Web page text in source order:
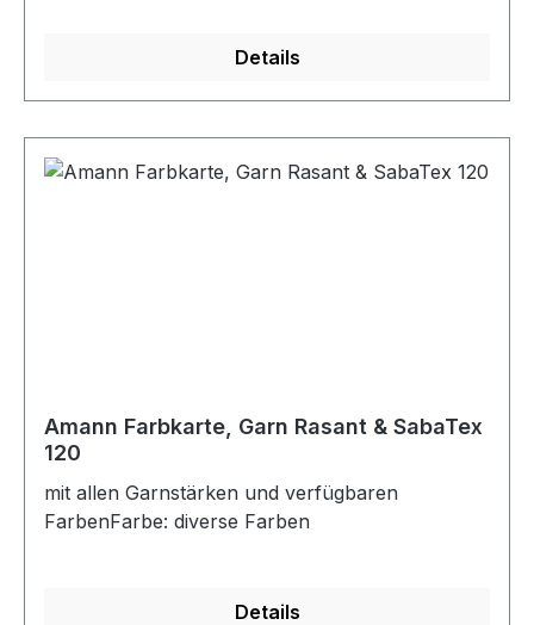
Details
Amann Farbkarte, Garn Rasant & SabaTex
120
mit allen Garnstärken und verfügbaren
FarbenFarbe: diverse Farben
Details